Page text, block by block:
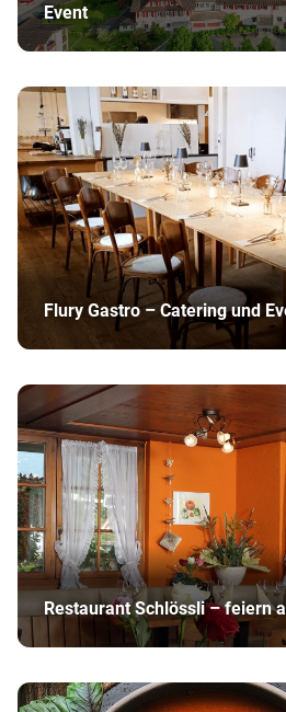
Event
Flury Gastro – Catering und
Restaurant Schlössli – feiern